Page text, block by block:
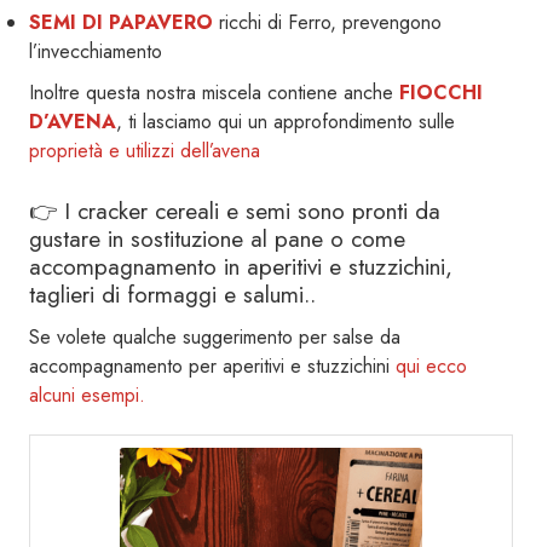
SEMI DI PAPAVERO ricchi di Ferro, prevengono
l’invecchiamento
Inoltre questa nostra miscela contiene anche FIOCCHI
D’AVENA, ti lasciamo qui un approfondimento sulle
proprietà e utilizzi dell’avena
👉 I cracker cereali e semi sono pronti da
gustare in sostituzione al pane o come
accompagnamento in aperitivi e stuzzichini,
taglieri di formaggi e salumi..
Se volete qualche suggerimento per salse da
accompagnamento per aperitivi e stuzzichini qui ecco
alcuni esempi.